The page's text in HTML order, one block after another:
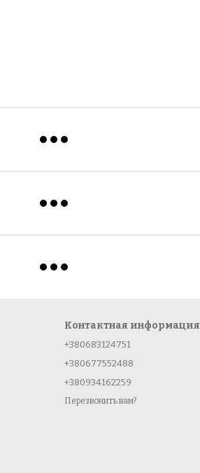
Контактная информация
+380683124751
+380677552488
+380934162259
Перезвонить вам?